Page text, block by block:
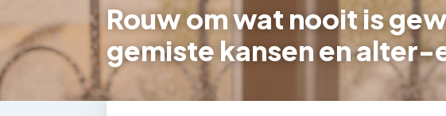
Rouw om wat nooit is
gemiste kansen en